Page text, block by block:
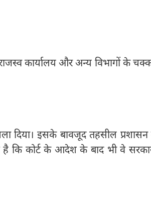
कार्यालय और अन्य विभागों के
दिया। इसके बावजूद तहसील प्रशासन
कि कोर्ट के आदेश के बाद भी वे